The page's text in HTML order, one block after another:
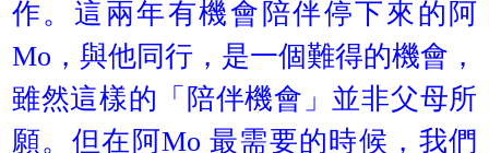
作。這兩年有機會陪伴停下來的阿
Mo，與他同行，是一個難得的機會，
雖然這樣的「陪伴機會」並非父母所
願。但在阿Mo 最需要的時候，我們